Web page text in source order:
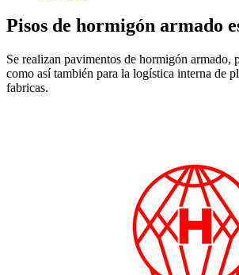
Pisos de hormigón armado
Se realizan pavimentos de hormigón armado,
como así también para la logística interna de
fabricas.